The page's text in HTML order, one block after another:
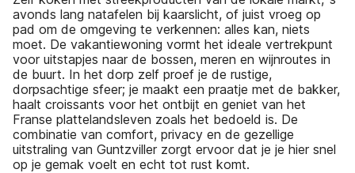
avonds lang natafelen bij kaarslicht, of juist vroeg op
pad om de omgeving te verkennen: alles kan, niets
moet. De vakantiewoning vormt het ideale vertrekpunt
voor uitstapjes naar de bossen, meren en wijnroutes in
de buurt. In het dorp zelf proef je de rustige,
dorpsachtige sfeer; je maakt een praatje met de bakker,
haalt croissants voor het ontbijt en geniet van het
Franse plattelandsleven zoals het bedoeld is. De
combinatie van comfort, privacy en de gezellige
uitstraling van Guntzviller zorgt ervoor dat je je hier snel
op je gemak voelt en echt tot rust komt.